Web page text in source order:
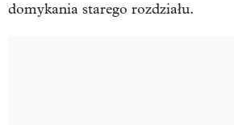
domykania starego rozdziału.